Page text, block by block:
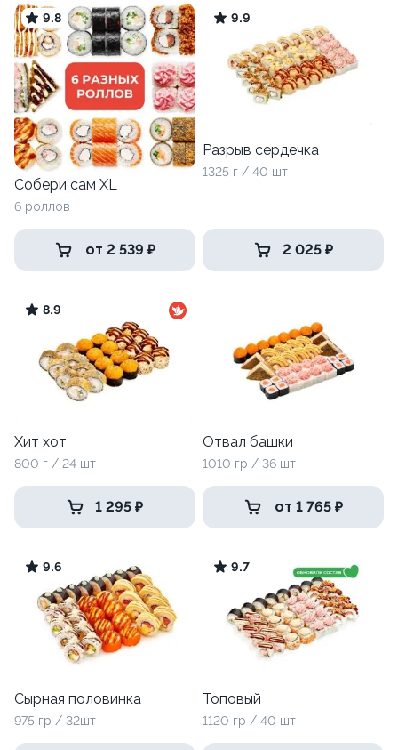
9.8
Собери сам XL
6 роллов
от 2 539 ₽
9.9
Разрыв сердечка
1325 г / 40 шт
2 025 ₽
8.9
Хит хот
800 г / 24 шт
1 295 ₽
Отвал башки
1010 гр / 36 шт
от 1 765 ₽
9.6
Сырная половинка
975 гр / 32шт
9.7
Топовый
1120 гр / 40 шт